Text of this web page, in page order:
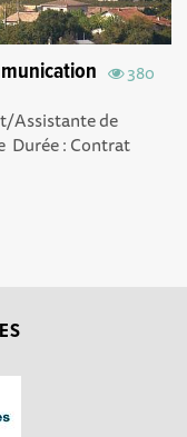
380
Assistante de
: Contrat